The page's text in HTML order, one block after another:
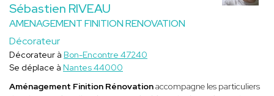
Sébastien RIVEAU
AMENAGEMENT FINITION RENOVATION
Décorateur
Décorateur à Bon-Encontre 47240
Se déplace à Nantes 44000
Aménagement Finition Rénovationaccompagne les particuliers